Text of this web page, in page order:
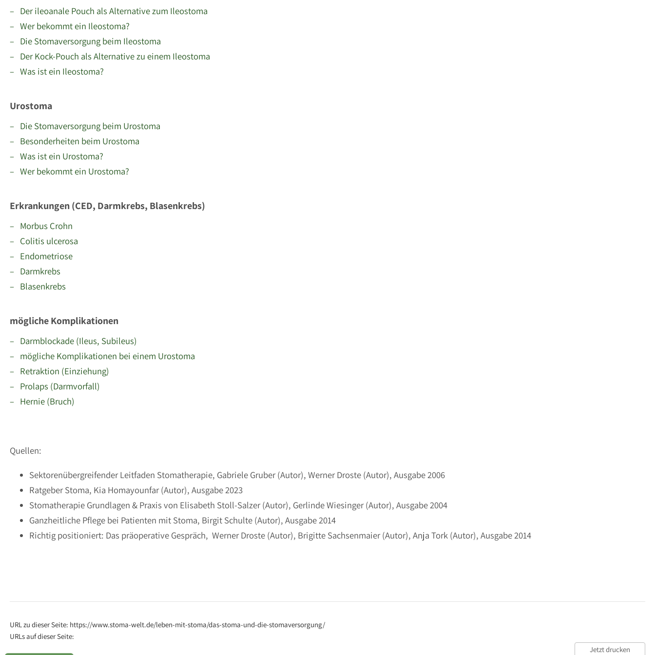
– Der ileoanale Pouch als Alternative zum Ileostoma
– Wer bekommt ein Ileostoma?
– Die Stomaversorgung beim Ileostoma
– Der Kock-Pouch als Alternative zu einem Ileostoma
– Was ist ein Ileostoma?
Urostoma
– Die Stomaversorgung beim Urostoma
– Besonderheiten beim Urostoma
– Was ist ein Urostoma?
– Wer bekommt ein Urostoma?
Erkrankungen (CED, Darmkrebs, Blasenkrebs)
– Morbus Crohn
– Colitis ulcerosa
– Endometriose
– Darmkrebs
– Blasenkrebs
mögliche Komplikationen
– Darmblockade (Ileus, Subileus)
– mögliche Komplikationen bei einem Urostoma
– Retraktion (Einziehung)
– Prolaps (Darmvorfall)
– Hernie (Bruch)
Quellen:
Sektorenübergreifender Leitfaden Stomatherapie, Gabriele Gruber (Autor), Werner Droste (Autor), Ausgabe 2006
Ratgeber Stoma, Kia Homayounfar (Autor), Ausgabe 2023
Stomatherapie Grundlagen & Praxis von Elisabeth Stoll-Salzer (Autor), Gerlinde Wiesinger (Autor), Ausgabe 2004
Ganzheitliche Pflege bei Patienten mit Stoma, Birgit Schulte (Autor), Ausgabe 2014
Richtig positioniert: Das präoperative Gespräch, Werner Droste (Autor), Brigitte Sachsenmaier (Autor), Anja Tork (Autor), Ausgabe 2014
URL zu dieser Seite: https://www.stoma-welt.de/leben-mit-stoma/das-stoma-und-die-stomaversorgung/
URLs auf dieser Seite:
Jetzt drucken